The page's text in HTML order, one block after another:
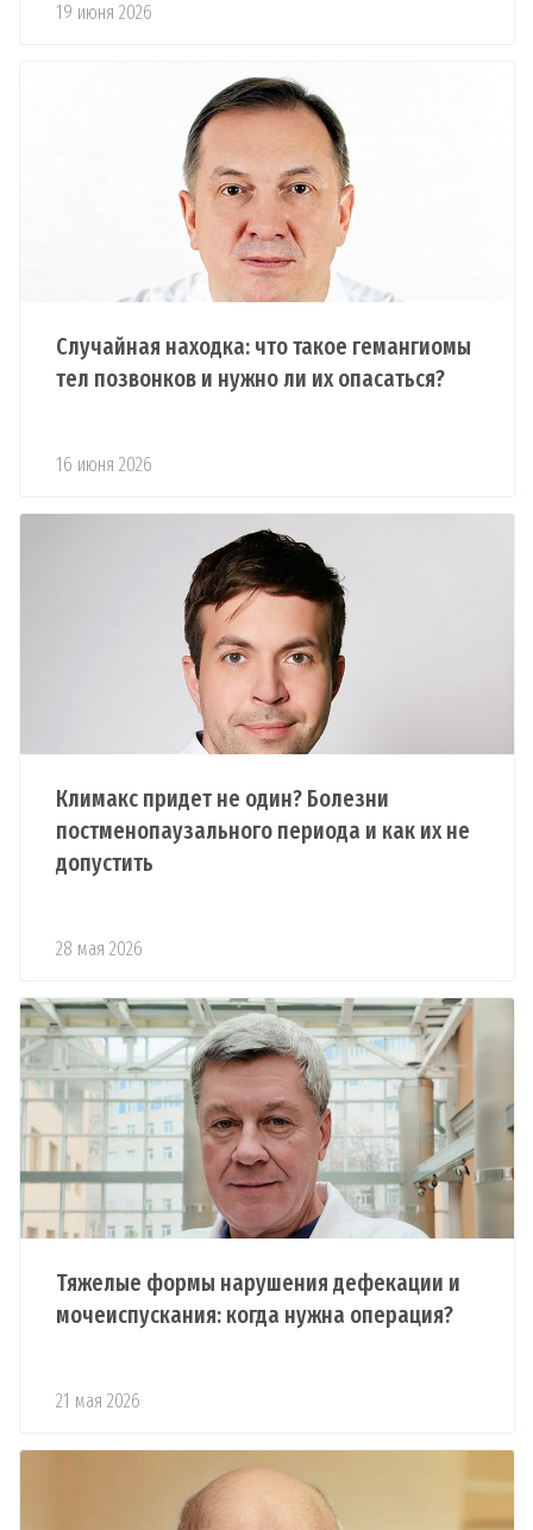
19 июня 2026
Случайная находка: что такое гемангиомы
тел позвонков и нужно ли их опасаться?
16 июня 2026
Климакс придет не один? Болезни
постменопаузального периода и как их не
допустить
28 мая 2026
Тяжелые формы нарушения дефекации и
мочеиспускания: когда нужна операция?
21 мая 2026